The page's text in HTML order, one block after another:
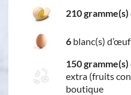
210 gramme(s)
6 blanc(s)
150 gramme(s)
extra (fruits
boutique